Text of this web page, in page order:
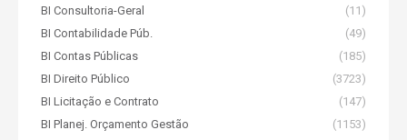
BI Consultoria-Geral
(11)
BI Contabilidade Púb.
(49)
BI Contas Públicas
(185)
BI Direito Público
(3723)
BI Licitação e Contrato
(147)
BI Planej. Orçamento Gestão
(1153)